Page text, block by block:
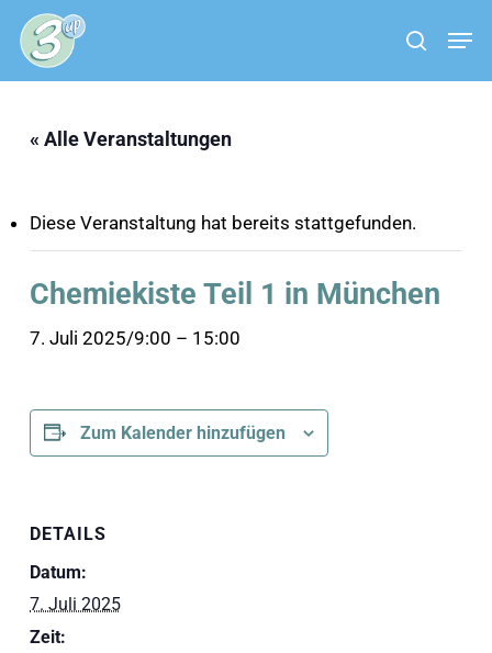
Skip
main
search
« Alle Veranstaltungen
Diese Veranstaltung hat bereits stattgefunden.
Chemiekiste Teil 1 in München
7. Juli 2025/9:00 – 15:00
Zum Kalender hinzufügen
DETAILS
Datum:
7. Juli 2025
Zeit: